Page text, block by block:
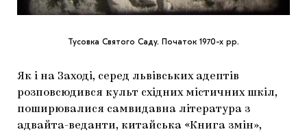
Тусовка Святого Саду. Початок 1970-х рр.
Як і на Заході, серед львівських адептів
розповсюдився культ східних містичних шкіл,
поширювалися самвидавна література з
адвайта-веданти, китайська «Книга змін»,